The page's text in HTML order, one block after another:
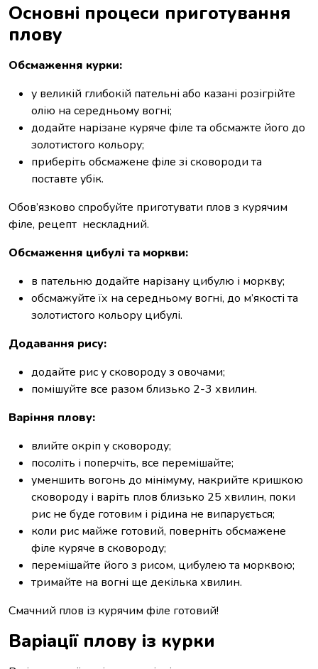
Основні процеси приготування
плову
Обсмаження курки:
у великій глибокій пательні або казані розігрійте
олію на середньому вогні;
додайте нарізане куряче філе та обсмажте його до
золотистого кольору;
приберіть обсмажене філе зі сковороди та
поставте убік.
Обов’язково спробуйте приготувати плов з курячим
філе, рецепт нескладний.
Обсмаження цибулі та моркви:
в пательню додайте нарізану цибулю і моркву;
обсмажуйте їх на середньому вогні, до м’якості та
золотистого кольору цибулі.
Додавання рису:
додайте рис у сковороду з овочами;
помішуйте все разом близько 2-3 хвилин.
Варіння плову:
влийте окріп у сковороду;
посоліть і поперчіть, все перемішайте;
уменшить вогонь до мінімуму, накрийте кришкою
сковороду і варіть плов близько 25 хвилин, поки
рис не буде готовим і рідина не випарується;
коли рис майже готовий, поверніть обсмажене
філе куряче в сковороду;
перемішайте його з рисом, цибулею та морквою;
тримайте на вогні ще декілька хвилин.
Смачний плов із курячим філе готовий!
Варіації плову із курки